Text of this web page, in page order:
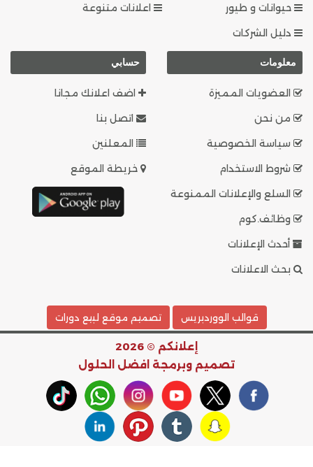
حيوانات و طيور
اعلانات متنوعة
دليل الشركات
معلومات
العضويات المميزة
من نحن
سياسة الخصوصية
شروط الاستخدام
السلع والإعلانات الممنوعة
وظائف.كوم
أحدث الإعلانات
بحث الاعلانات
حسابي
اضف اعلانك مجانا
اتصل بنا
المعلنين
خريطة الموقع
قوالب الووردبريس تصميم موقع لبيع دورات
إعلانكم © 2026
تصميم وبرمجة افضل الحلول